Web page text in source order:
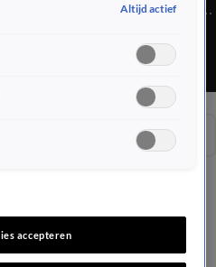
aflevering is uitgezonden op
Editie
Altijd actief
accepteren